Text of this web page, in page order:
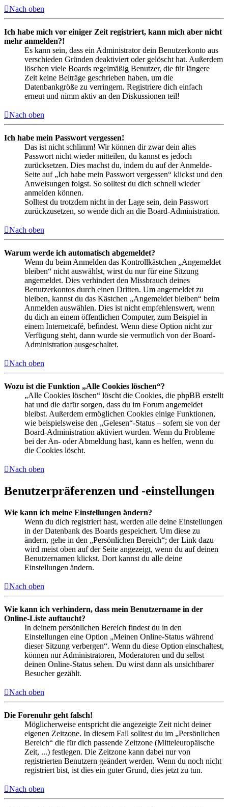
Nach oben
Ich habe mich vor einiger Zeit registriert, kann mich aber nicht
mehr anmelden?!
Es kann sein, dass ein Administrator dein Benutzerkonto aus
verschieden Gründen deaktiviert oder gelöscht hat. Außerdem
löschen viele Boards regelmäßig Benutzer, die für längere
Zeit keine Beiträge geschrieben haben, um die
Datenbankgröße zu verringern. Registriere dich einfach
erneut und nimm aktiv an den Diskussionen teil!
Nach oben
Ich habe mein Passwort vergessen!
Das ist nicht schlimm! Wir können dir zwar dein altes
Passwort nicht wieder mitteilen, du kannst es jedoch
zurücksetzen. Dies machst du, indem du auf der Anmelde-
Seite auf „Ich habe mein Passwort vergessen“ klickst und den
Anweisungen folgst. So solltest du dich schnell wieder
anmelden können.
Solltest du trotzdem nicht in der Lage sein, dein Passwort
zurückzusetzen, so wende dich an die Board-Administration.
Nach oben
Warum werde ich automatisch abgemeldet?
Wenn du beim Anmelden das Kontrollkästchen „Angemeldet
bleiben“ nicht auswählst, wirst du nur für eine Sitzung
angemeldet. Dies verhindert den Missbrauch deines
Benutzerkontos durch einen Dritten. Um angemeldet zu
bleiben, kannst du das Kästchen „Angemeldet bleiben“ beim
Anmelden auswählen. Dies ist nicht empfehlenswert, wenn
du dich an einem öffentlichen Computer, zum Beispiel in
einem Internetcafé, befindest. Wenn diese Option nicht zur
Verfügung steht, dann wurde sie vermutlich von der Board-
Administration ausgeschaltet.
Nach oben
Wozu ist die Funktion „Alle Cookies löschen“?
„Alle Cookies löschen“ löscht die Cookies, die phpBB erstellt
hat und die dafür sorgen, dass du im Forum angemeldet
bleibst. Außerdem ermöglichen Cookies einige Funktionen,
wie beispielsweise den „Gelesen“-Status – sofern sie von der
Board-Administration aktiviert wurden. Wenn du Probleme
bei der An- oder Abmeldung hast, kann es helfen, wenn du
die Cookies löscht.
Nach oben
Benutzerpräferenzen und -einstellungen
Wie kann ich meine Einstellungen ändern?
Wenn du dich registriert hast, werden alle deine Einstellungen
in der Datenbank des Boards gespeichert. Um diese zu
ändern, gehe in den „Persönlichen Bereich“; der Link dazu
wird meist oben auf der Seite angezeigt, wenn du auf deinen
Benutzernamen klickst. Dort kannst du alle deine
Einstellungen ändern.
Nach oben
Wie kann ich verhindern, dass mein Benutzername in der
Online-Liste auftaucht?
In deinem persönlichen Bereich findest du in den
Einstellungen eine Option „Meinen Online-Status während
dieser Sitzung verbergen“. Wenn du diese Option einschaltest,
können nur Administratoren, Moderatoren und du selbst
deinen Online-Status sehen. Du wirst dann als unsichtbarer
Besucher gezählt.
Nach oben
Die Forenuhr geht falsch!
Möglicherweise entspricht die angezeigte Zeit nicht deiner
eigenen Zeitzone. In diesem Fall solltest du im „Persönlichen
Bereich“ die für dich passende Zeitzone (Mitteleuropäische
Zeit, ...) festlegen. Die Zeitzone kann dabei nur von
registrierten Benutzern geändert werden. Wenn du noch nicht
registriert bist, ist dies ein guter Grund, dies jetzt zu tun.
Nach oben